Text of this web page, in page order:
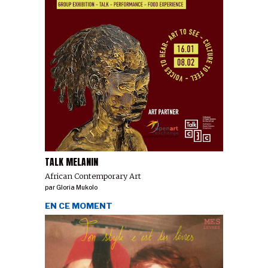
TALK MELANIN
African Contemporary Art
parGloria Mukolo
EN CE MOMENT